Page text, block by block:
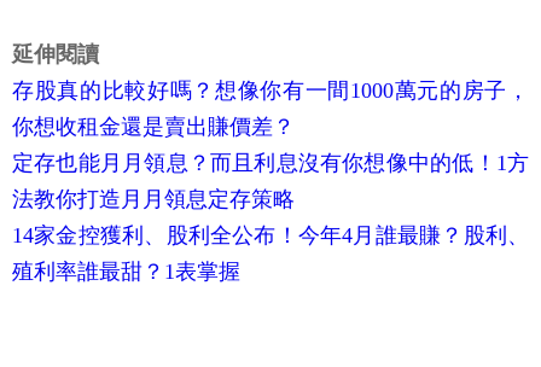
延伸閱讀
存股真的比較好嗎？想像你有一間1000萬元的房子，
你想收租金還是賣出賺價差？
定存也能月月領息？而且利息沒有你想像中的低！1方
法教你打造月月領息定存策略
14家金控獲利、股利全公布！今年4月誰最賺？股利、
殖利率誰最甜？1表掌握